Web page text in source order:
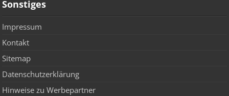
Sonstiges
Impressum
Kontakt
Sitemap
Datenschutzerklärung
Hinweise zu Werbepartner